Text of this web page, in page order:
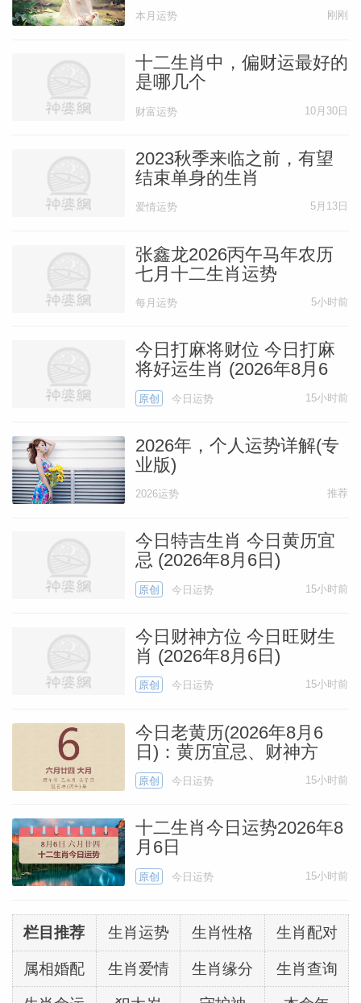
本月运势 刚刚
十二生肖中，偏财运最好的
是哪几个
财富运势 10月30日
2023秋季来临之前，有望
结束单身的生肖
爱情运势 5月13日
张鑫龙2026丙午马年农历
七月十二生肖运势
每月运势 5小时前
今日打麻将财位 今日打麻
将好运生肖 (2026年8月6
日)
原创 今日运势 15小时前
2026年，个人运势详解(专
业版)
2026运势 推荐
今日特吉生肖 今日黄历宜
忌 (2026年8月6日)
原创 今日运势 15小时前
今日财神方位 今日旺财生
肖 (2026年8月6日)
原创 今日运势 15小时前
今日老黄历(2026年8月6
日)：黄历宜忌、财神方
位、特吉生肖、打麻将财位
原创 今日运势 15小时前
十二生肖今日运势2026年8
月6日
原创 今日运势 15小时前
栏目推荐 生肖运势 生肖性格 生肖配对
属相婚配 生肖爱情 生肖缘分 生肖查询